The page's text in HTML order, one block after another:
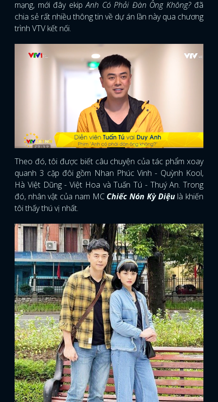
mạng, mới đây ekipAnh Có Phải Đàn Ông Không? đã
chia sẻ rất nhiều thông tin về dự án lần này qua chương
trình VTV kết nối.
Theo đó, tôi được biết câu chuyện của tác phẩm xoay
quanh 3 cặp đôi gồm Nhan Phúc Vinh - Quỳnh Kool,
Hà Việt Dũng - Việt Hoa và Tuấn Tú - Thuý An. Trong
đó, nhân vật của nam MC Chiếc Nón Kỳ Diệu là khiến
tôi thấy thú vị nhất.